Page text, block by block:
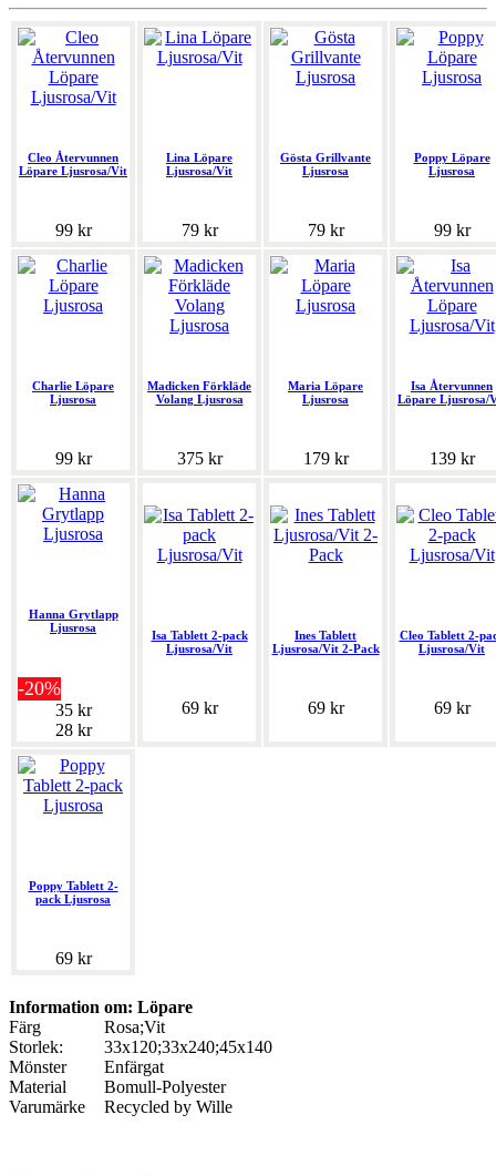
Cleo Återvunnen
Löpare Ljusrosa/Vit
99 kr
Lina Löpare
Ljusrosa/Vit
79 kr
Gösta Grillvante
Ljusrosa
79 kr
Poppy Löpare
Ljusrosa
99 kr
Charlie Löpare
Ljusrosa
99 kr
Madicken Förkläde
Volang Ljusrosa
375 kr
Maria Löpare
Ljusrosa
179 kr
Isa Återvunnen
Löpare Ljusrosa/
139 kr
Hanna Grytlapp
Ljusrosa
-20%
35 kr
28 kr
Isa Tablett 2-pack
Ljusrosa/Vit
69 kr
Ines Tablett
Ljusrosa/Vit 2-Pack
69 kr
Cleo Tablett 2-
Ljusrosa/Vit
69 kr
Poppy Tablett 2-
pack Ljusrosa
69 kr
Information om: Löpare
Färg
Rosa;Vit
Storlek:
33x120;33x240;45x140
Mönster
Enfärgat
Material
Bomull-Polyester
Varumärke
Recycled by Wille